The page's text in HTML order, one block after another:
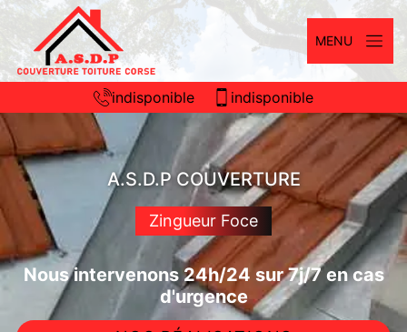
MENU
indisponible indisponible
A.S.D.P COUVERTURE
Zingueur Foce
Nous intervenons 24h/24 sur 7j/7 en cas
d'urgence